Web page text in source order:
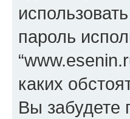
пароль
каких
Вы забудете